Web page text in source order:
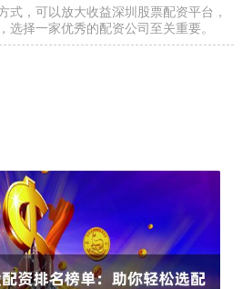
式，可以放大收益深圳股票配资平台，
择一家优秀的配资公司至关重要。
键。然而，对于资金有限的投资者来
资股票平台无疑是一个明智的选择。